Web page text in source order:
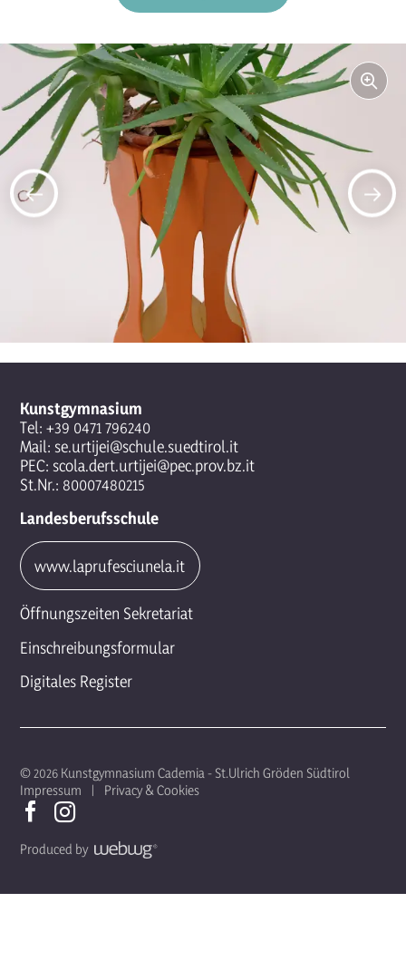
Kunstgymnasium
Tel: +39 0471 796240
Mail: se.urtijei@schule.suedtirol.it
PEC: scola.dert.urtijei@pec.prov.bz.it
St.Nr.: 80007480215
Landesberufsschule
www.laprufesciunela.it
Öffnungszeiten Sekretariat
Einschreibungsformular
Digitales Register
© 2026 Kunstgymnasium Cademia - St.Ulrich Gröden Südtirol
Impressum
Privacy & Cookies
Produced by